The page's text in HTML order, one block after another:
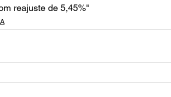
reajuste de 5,45%"